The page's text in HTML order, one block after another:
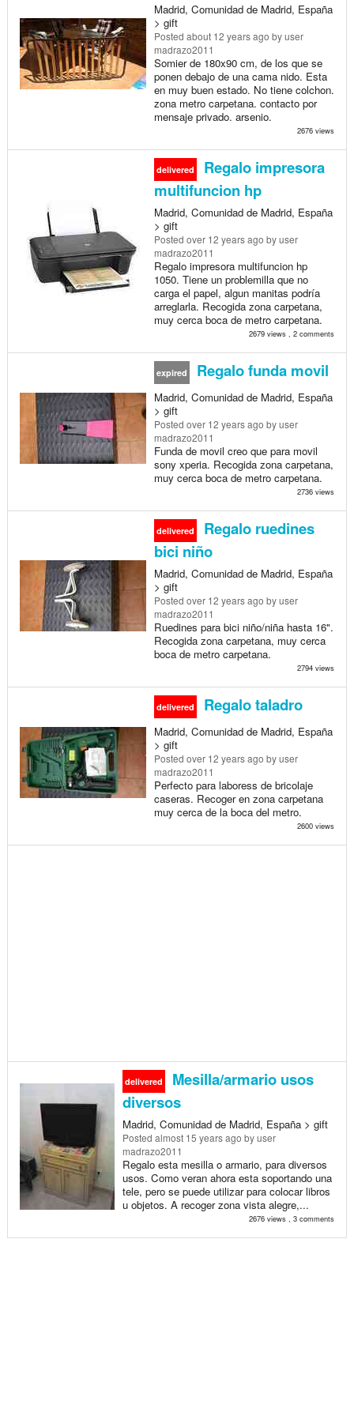
Madrid, Comunidad de Madrid, España
> gift
Posted about 12 years ago by user
madrazo2011
Somier de 180x90 cm, de los que se
ponen debajo de una cama nido. Esta
en muy buen estado. No tiene colchon.
zona metro carpetana. contacto por
mensaje privado. arsenio.
2676 views
delivered
Regalo impresora
multifuncion hp
Madrid, Comunidad de Madrid, España
> gift
Posted over 12 years ago by user
madrazo2011
Regalo impresora multifuncion hp
1050. Tiene un problemilla que no
carga el papel, algun manitas podría
arreglarla. Recogida zona carpetana,
muy cerca boca de metro carpetana.
2679 views , 2 comments
expired Regalo funda movil
Madrid, Comunidad de Madrid, España
> gift
Posted over 12 years ago by user
madrazo2011
Funda de movil creo que para movil
sony xperia. Recogida zona carpetana,
muy cerca boca de metro carpetana.
2736 views
delivered
Regalo ruedines
bici niño
Madrid, Comunidad de Madrid, España
> gift
Posted over 12 years ago by user
madrazo2011
Ruedines para bici niño/niña hasta 16".
Recogida zona carpetana, muy cerca
boca de metro carpetana.
2794 views
delivered Regalo taladro
Madrid, Comunidad de Madrid, España
> gift
Posted over 12 years ago by user
madrazo2011
Perfecto para laboress de bricolaje
caseras. Recoger en zona carpetana
muy cerca de la boca del metro.
2600 views
delivered
Mesilla/armario usos
diversos
Madrid, Comunidad de Madrid, España > gift
Posted almost 15 years ago by user
madrazo2011
Regalo esta mesilla o armario, para diversos
usos. Como veran ahora esta soportando una
tele, pero se puede utilizar para colocar libros
u objetos. A recoger zona vista alegre,...
2676 views , 3 comments